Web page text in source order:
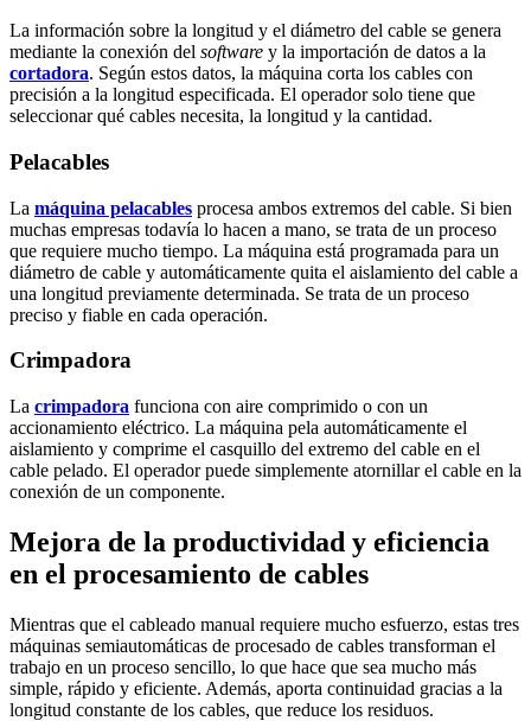
La información sobre la longitud y el diámetro del cable se genera
mediante la conexión del software y la importación de datos a la
cortadora. Según estos datos, la máquina corta los cables con
precisión a la longitud especificada. El operador solo tiene que
seleccionar qué cables necesita, la longitud y la cantidad.
Pelacables
La máquina pelacables procesa ambos extremos del cable. Si bien
muchas empresas todavía lo hacen a mano, se trata de un proceso
que requiere mucho tiempo. La máquina está programada para un
diámetro de cable y automáticamente quita el aislamiento del cable a
una longitud previamente determinada. Se trata de un proceso
preciso y fiable en cada operación.
Crimpadora
La crimpadora funciona con aire comprimido o con un
accionamiento eléctrico. La máquina pela automáticamente el
aislamiento y comprime el casquillo del extremo del cable en el
cable pelado. El operador puede simplemente atornillar el cable en la
conexión de un componente.
Mejora de la productividad y eficiencia
en el procesamiento de cables
Mientras que el cableado manual requiere mucho esfuerzo, estas tres
máquinas semiautomáticas de procesado de cables transforman el
trabajo en un proceso sencillo, lo que hace que sea mucho más
simple, rápido y eficiente. Además, aporta continuidad gracias a la
longitud constante de los cables, que reduce los residuos.